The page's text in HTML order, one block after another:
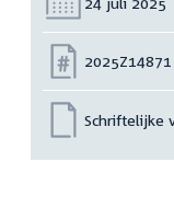
Nummer:
2025Z14871
Schriftelijke